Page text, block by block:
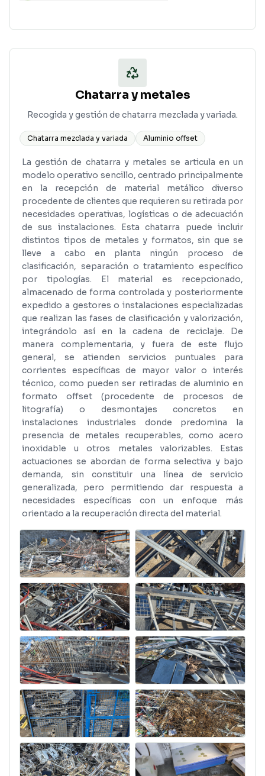
Chatarra y metales
Recogida y gestión de chatarra mezclada y variada.
Chatarra mezclada y variada Aluminio offset
La gestión de chatarra y metales se articula en un
modelo operativo sencillo, centrado principalmente
en la recepción de material metálico diverso
procedente de clientes que requieren su retirada por
necesidades operativas, logísticas o de adecuación
de sus instalaciones. Esta chatarra puede incluir
distintos tipos de metales y formatos, sin que se
lleve a cabo en planta ningún proceso de
clasificación, separación o tratamiento específico
por tipologías. El material es recepcionado,
almacenado de forma controlada y posteriormente
expedido a gestores o instalaciones especializadas
que realizan las fases de clasificación y valorización,
integrándolo así en la cadena de reciclaje. De
manera complementaria, y fuera de este flujo
general, se atienden servicios puntuales para
corrientes específicas de mayor valor o interés
técnico, como pueden ser retiradas de aluminio en
formato offset (procedente de procesos de
litografía) o desmontajes concretos en
instalaciones industriales donde predomina la
presencia de metales recuperables, como acero
inoxidable u otros metales valorizables. Estas
actuaciones se abordan de forma selectiva y bajo
demanda, sin constituir una línea de servicio
generalizada, pero permitiendo dar respuesta a
necesidades específicas con un enfoque más
orientado a la recuperación directa del material.